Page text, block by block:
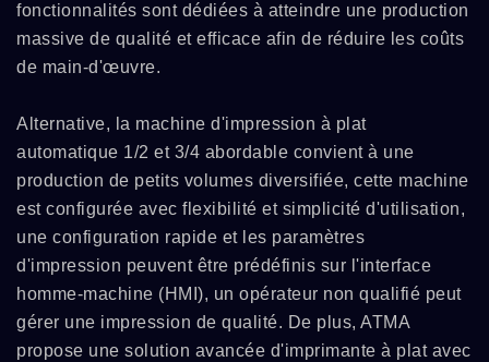
fonctionnalités sont dédiées à atteindre une production
massive de qualité et efficace afin de réduire les coûts
de main-d'œuvre.
Alternative, la machine d'impression à plat
automatique 1/2 et 3/4 abordable convient à une
production de petits volumes diversifiée, cette machine
est configurée avec flexibilité et simplicité d'utilisation,
une configuration rapide et les paramètres
d'impression peuvent être prédéfinis sur l'interface
homme-machine (HMI), un opérateur non qualifié peut
gérer une impression de qualité. De plus, ATMA
propose une solution avancée d'imprimante à plat avec